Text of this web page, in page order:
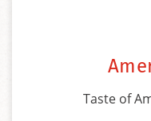
Taste of